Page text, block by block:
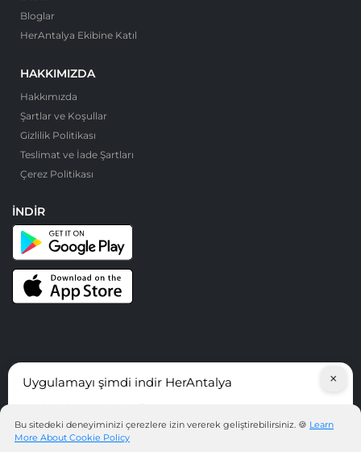
Bloglar
HerAntalya Ekibine Katıl
HAKKIMIZDA
Hakkımızda
Şartlar ve Koşullar
Gizlilik Politikası
Teslimat ve İade Şartları
Çerez Politikası
İNDIR
© HerAntalya. 2026. Tüm Hakları Saklıdır
Uygulamayı şimdi indir HerAntalya ×
Bu sitedeki deneyiminizi çerezlere izin vererek geliştirebilirsiniz. 🍪 Learn
More About Cookie Policy